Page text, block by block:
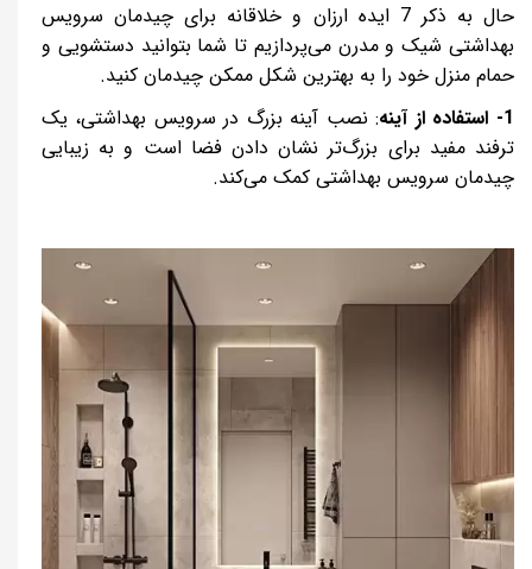
حال به ذکر 7 ایده ارزان و خلاقانه برای چیدمان سرویس
بهداشتی شیک و مدرن می‌پردازیم تا شما بتوانید دستشویی و
حمام منزل خود را به بهترین شکل ممکن چیدمان کنید.
1- استفاده از آینه
: نصب آینه بزرگ در سرویس بهداشتی، یک
ترفند مفید برای بزرگ‌تر نشان دادن فضا است و به زیبایی
چیدمان سرویس بهداشتی کمک می‌کند.